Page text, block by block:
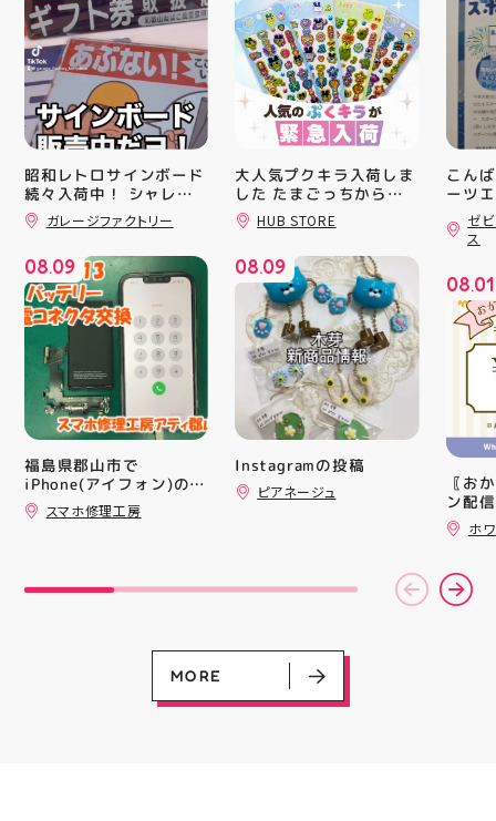
昭和レトロサインボード
続々入荷中！ シャレオ
ツでナウイ すべてA4サ
イズなのでインテリアに
よ！ 郡山駅前 アティ郡
山4F “ガレージファクト
リー”へ遊びに来てね️‍️‍️‍ #
福島 #郡山 #郡山駅前 #
雑貨屋 #昭和レトロ
ガレージファクトリー
08.09
福島県郡山市で
iPhone(アイフォン)の充
電口修理はスマホ修理工
房アティ郡山店なら即日
スマホ修理工房
大人気プクキラ入荷しま
した たまごっちからサ
ンリオまで 全13種類の
豊富なラインナップが勢
ートなフォルムに 思わ
ず胸キュンしちゃうデザ
インばかり 集めたくな
る可愛さで コレクショ
ンにもぴったり 数量限
定での入荷となりますの
で 気になっていた方、
まだGETできてない方は
売り切れる前にぜひお早
めにチェックしてくださ
いね お気に入りの1個、
見つかりますように #プ
クキラ #たまごっち #サ
HUBSTORE 数量限定 新
商品入荷
HUB STORE
08.09
Instagramの投稿
ピアネージュ
こん
ーツ
ィ郡
「ゼ
つり
16(日
ィ館
を行
入り
対策
た、
ート(
買い
ツポ
録)画
だく
加す
ズな
ぜひ
熱い
ゼ
ス
08.01
〖お
ン配
ッパ
￥
ーポ
ース
ホ
MORE